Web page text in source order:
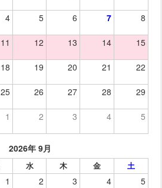
4 5 6 7 8
11 12 13 14 15
18 19 20 21 22
25 26 27 28 29
1 2 3 4 5
2026年 9月
水 木 金 土
1 2 3 4 5